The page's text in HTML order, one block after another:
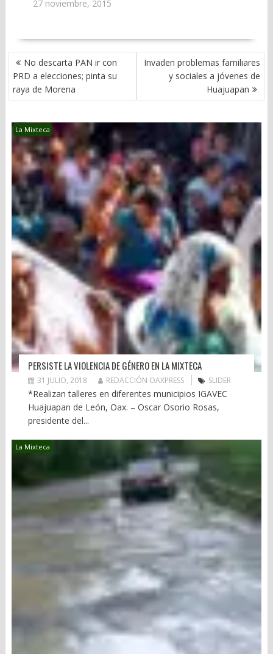
27 noviembre, 2015
NAVEGACIÓN
DE
ENTRADAS
No descarta PAN ir con
PRD a elecciones; pinta su
raya de Morena
Invaden problemas familiares
y sociales a jóvenes de
Huajuapan
La Mixteca
PERSISTE LA VIOLENCIA DE GÉNERO EN LA MIXTECA
31 JULIO, 2018 REDACCIÓN OAXPRESS SLIDER
*Realizan talleres en diferentes municipios IGAVEC
Huajuapan de León, Oax. – Oscar Osorio Rosas,
presidente del...
La Mixteca